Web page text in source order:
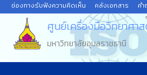
ช่องทางรับฟังความคิดเห็น คลังเอกสาร ค
ศูนย์เครื่องมือวิทยาศา
มหาวิทยาลัยอุบลราชธานี